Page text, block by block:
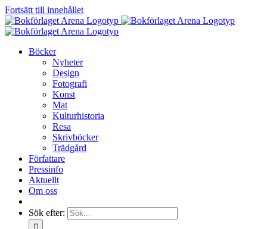
Fortsätt till innehållet
Böcker
Nyheter
Design
Fotografi
Konst
Mat
Kulturhistoria
Resa
Skrivböcker
Trädgård
Författare
Pressinfo
Aktuellt
Om oss
Sök efter: